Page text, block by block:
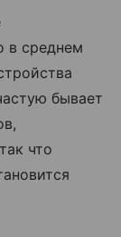
в среднем
бывает
что